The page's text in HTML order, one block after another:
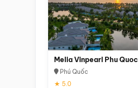
Melia Vinpearl Phu Quoc
Phú Quốc
★ 5.0